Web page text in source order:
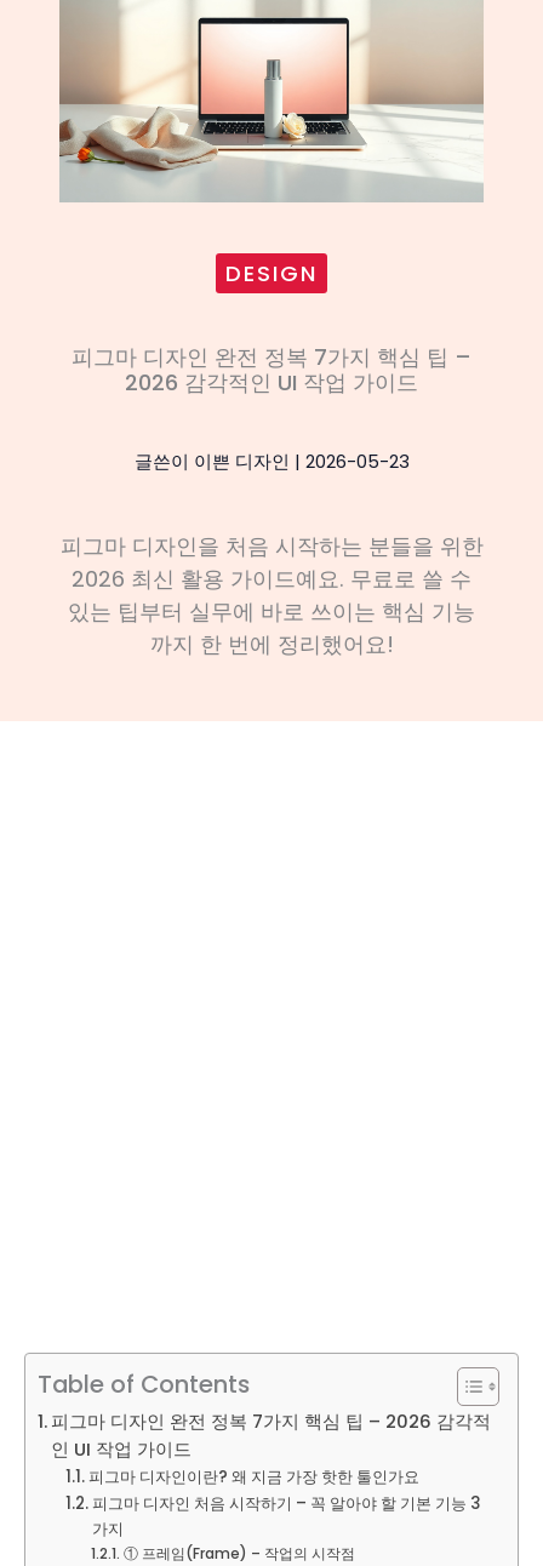
DESIGN
피그마 디자인 완전 정복 7가지 핵심 팁 –
2026 감각적인 UI 작업 가이드
글쓴이 이쁜 디자인 | 2026-05-23
피그마 디자인을 처음 시작하는 분들을 위한
2026 최신 활용 가이드예요. 무료로 쓸 수
있는 팁부터 실무에 바로 쓰이는 핵심 기능
까지 한 번에 정리했어요!
Table of Contents
피그마 디자인 완전 정복 7가지 핵심 팁 – 2026 감각적
인 UI 작업 가이드
피그마 디자인이란? 왜 지금 가장 핫한 툴인가요
피그마 디자인 처음 시작하기 – 꼭 알아야 할 기본 기능 3
가지
① 프레임(Frame) – 작업의 시작점